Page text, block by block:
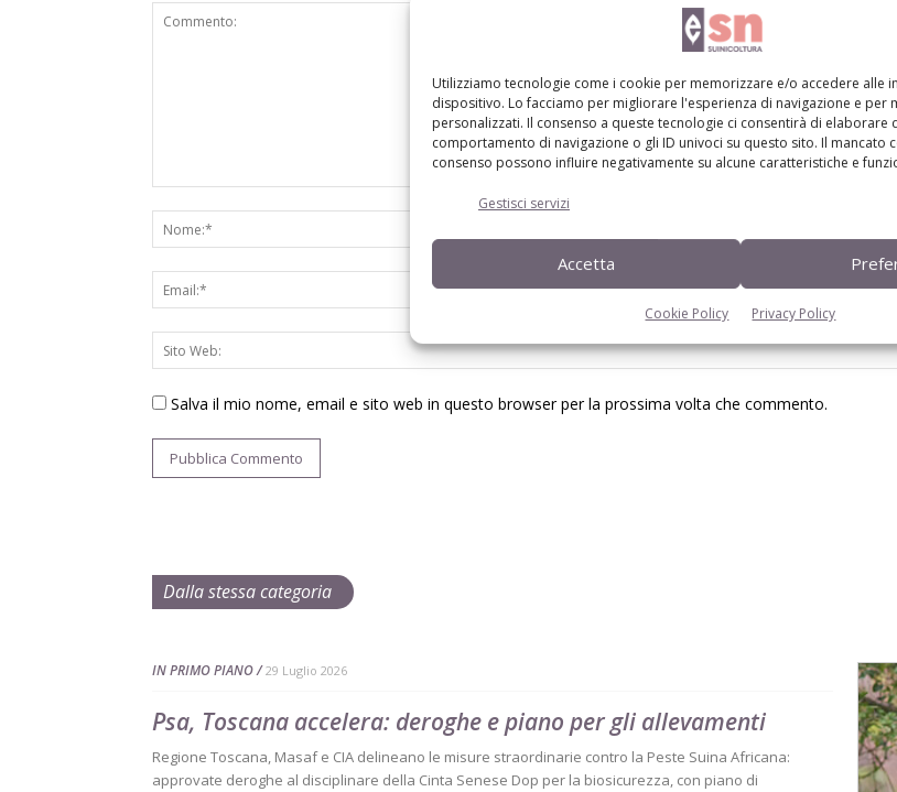
Utilizziamo tecnologie come i cookie per memorizzare e/o accedere alle
dispositivo. Lo facciamo per migliorare l'esperienza di navigazione e per
personalizzati. Il consenso a queste tecnologie ci consentirà di elaborare
comportamento di navigazione o gli ID univoci su questo sito. Il mancato
consenso possono influire negativamente su alcune caratteristiche e
Gestisci servizi
Accetta
Cookie Policy Privacy Policy
Salva il mio nome, email e sito web in questo browser per la prossima volta che commento.
Dalla stessa categoria
IN PRIMO PIANO 29 Luglio 2026
Psa, Toscana accelera: deroghe e piano per gli allevamenti
Regione Toscana, Masaf e CIA delineano le misure straordinarie contro la Peste Suina Africana:
approvate deroghe al disciplinare della Cinta Senese Dop per la biosicurezza, con piano di